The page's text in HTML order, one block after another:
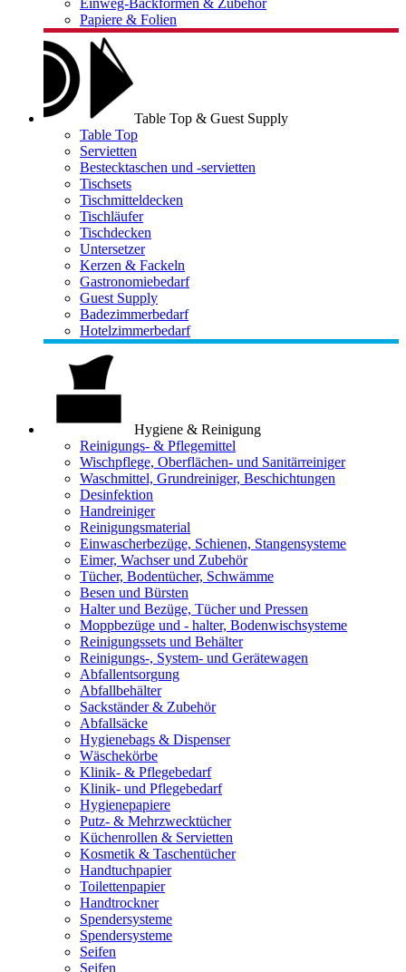
Einweg-Backformen & Zubehör
Papiere & Folien
Table Top & Guest Supply
Table Top
Servietten
Bestecktaschen und -servietten
Tischsets
Tischmitteldecken
Tischläufer
Tischdecken
Untersetzer
Kerzen & Fackeln
Gastronomiebedarf
Guest Supply
Badezimmerbedarf
Hotelzimmerbedarf
Hygiene & Reinigung
Reinigungs- & Pflegemittel
Wischpflege, Oberflächen- und Sanitärreiniger
Waschmittel, Grundreiniger, Beschichtungen
Desinfektion
Handreiniger
Reinigungsmaterial
Einwascherbezüge, Schienen, Stangensysteme
Eimer, Wachser und Zubehör
Tücher, Bodentücher, Schwämme
Besen und Bürsten
Halter und Bezüge, Tücher und Pressen
Moppbezüge und - halter, Bodenwischsysteme
Reinigungssets und Behälter
Reinigungs-, System- und Gerätewagen
Abfallentsorgung
Abfallbehälter
Sackständer & Zubehör
Abfallsäcke
Hygienebags & Dispenser
Wäschekörbe
Klinik- & Pflegebedarf
Klinik- und Pflegebedarf
Hygienepapiere
Putz- & Mehrzwecktücher
Küchenrollen & Servietten
Kosmetik & Taschentücher
Handtuchpapier
Toilettenpapier
Handtrockner
Spendersysteme
Spendersysteme
Seifen
Seifen